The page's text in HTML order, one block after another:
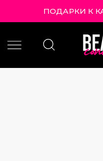
ПОДАРКИ К КАЖДОМУ